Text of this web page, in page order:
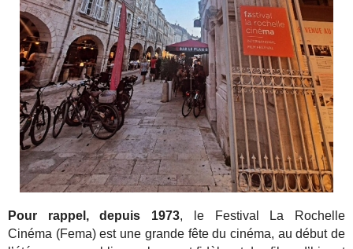
Pour rappel, depuis 1973, le Festival La Rochelle
Cinéma (Fema) est une grande fête du cinéma, au début de